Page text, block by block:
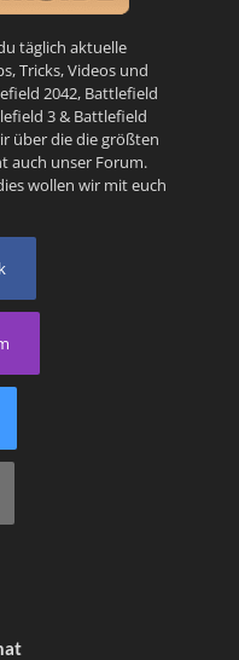
täglich aktuelle
Tricks, Videos und
2042, Battlefield
3& Battlefield
über die die größten
auch unser Forum.
wollen wir mit euch